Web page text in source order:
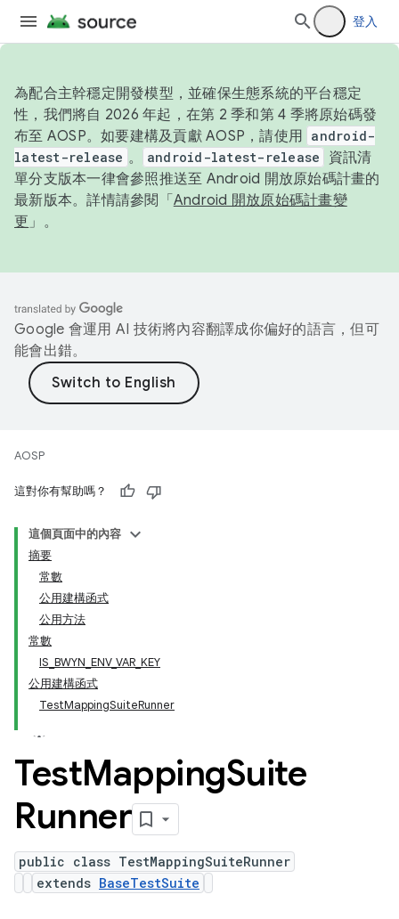
登入
為配合主幹穩定開發模型，並確保生態系統的平台穩定
性，我們將自 2026 年起，在第 2 季和第 4 季將原始碼發
布至 AOSP。如要建構及貢獻 AOSP，請使用 android-
latest-release 。 android-latest-release
資訊清
單分支版本一律會參照推送至 Android 開放原始碼計畫的
最新版本。詳情請參閱「 Android 開放原始碼計畫變
更 」。
Google 會運用 AI 技術將內容翻譯成你偏好的語言，但可
能會出錯。
AOSP
這對你有幫助嗎？
這個頁面中的內容
摘要
常數
公用建構函式
公用方法
常數
IS_BWYN_ENV_VAR_KEY
公用建構函式
TestMappingSuiteRunner
TestMappingSuite
Runner
public class TestMappingSuiteRunner
extends BaseTestSuite